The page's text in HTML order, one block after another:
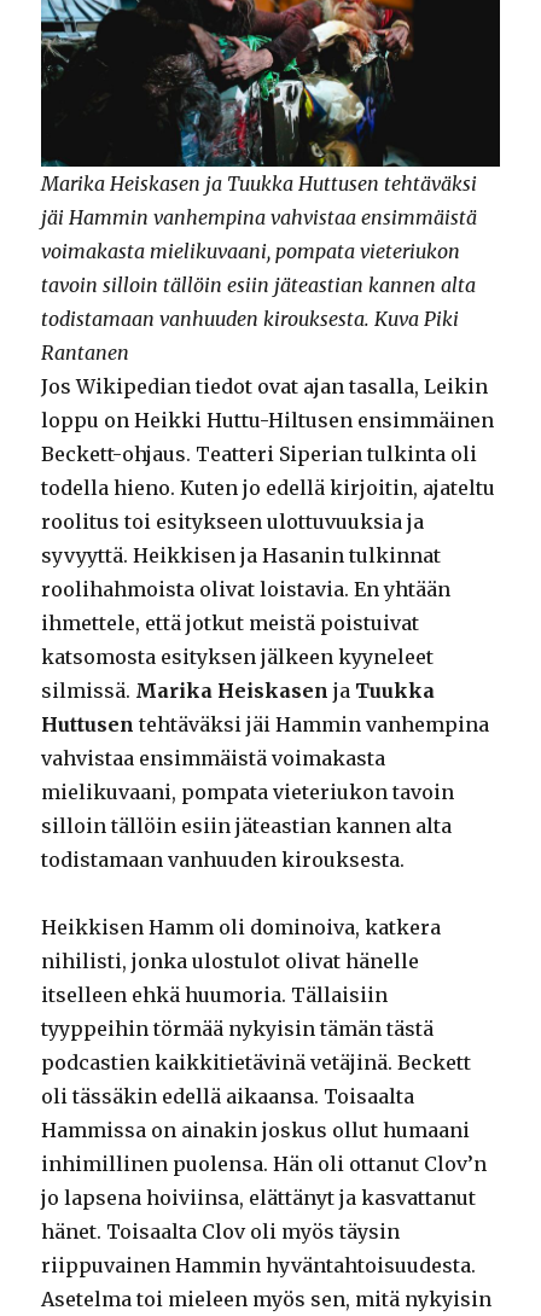
Marika Heiskasen ja Tuukka Huttusen tehtäväksi
jäi Hammin vanhempina vahvistaa ensimmäistä
voimakasta mielikuvaani, pompata vieteriukon
tavoin silloin tällöin esiin jäteastian kannen alta
todistamaan vanhuuden kirouksesta. Kuva Piki
Rantanen
Jos Wikipedian tiedot ovat ajan tasalla, Leikin
loppu on Heikki Huttu-Hiltusen ensimmäinen
Beckett-ohjaus. Teatteri Siperian tulkinta oli
todella hieno. Kuten jo edellä kirjoitin, ajateltu
roolitus toi esitykseen ulottuvuuksia ja
syvyyttä. Heikkisen ja Hasanin tulkinnat
roolihahmoista olivat loistavia. En yhtään
ihmettele, että jotkut meistä poistuivat
katsomosta esityksen jälkeen kyyneleet
silmissä. Marika Heiskasen ja Tuukka
Huttusen tehtäväksi jäi Hammin vanhempina
vahvistaa ensimmäistä voimakasta
mielikuvaani, pompata vieteriukon tavoin
silloin tällöin esiin jäteastian kannen alta
todistamaan vanhuuden kirouksesta.
Heikkisen Hamm oli dominoiva, katkera
nihilisti, jonka ulostulot olivat hänelle
itselleen ehkä huumoria. Tällaisiin
tyyppeihin törmää nykyisin tämän tästä
podcastien kaikkitietävinä vetäjinä. Beckett
oli tässäkin edellä aikaansa. Toisaalta
Hammissa on ainakin joskus ollut humaani
inhimillinen puolensa. Hän oli ottanut Clov’n
jo lapsena hoiviinsa, elättänyt ja kasvattanut
hänet. Toisaalta Clov oli myös täysin
riippuvainen Hammin hyväntahtoisuudesta.
Asetelma toi mieleen myös sen, mitä nykyisin